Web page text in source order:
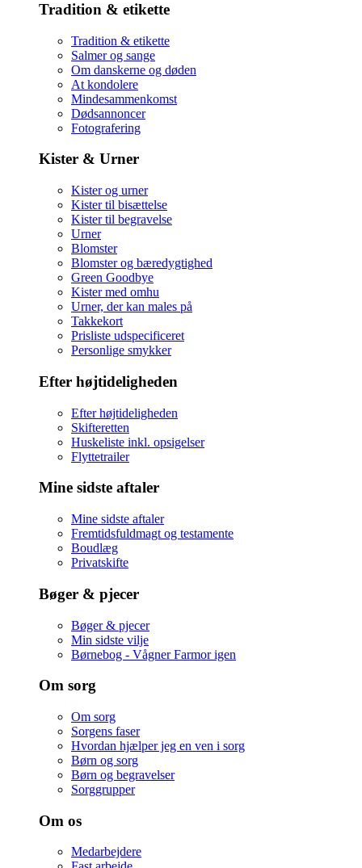
Tradition & etikette
Tradition & etikette
Salmer og sange
Om danskerne og døden
At kondolere
Mindesammenkomst
Dødsannoncer
Fotografering
Kister & Urner
Kister og urner
Kister til bisættelse
Kister til begravelse
Urner
Blomster
Blomster og bæredygtighed
Green Goodbye
Kister med omhu
Urner, der kan males på
Takkekort
Prisliste udspecificeret
Personlige smykker
Efter højtideligheden
Efter højtideligheden
Skifteretten
Huskeliste inkl. opsigelser
Flyttetrailer
Mine sidste aftaler
Mine sidste aftaler
Fremtidsfuldmagt og testamente
Boudlæg
Privatskifte
Bøger & pjecer
Bøger & pjecer
Min sidste vilje
Børnebog - Vågner Farmor igen
Om sorg
Om sorg
Sorgens faser
Hvordan hjælper jeg en ven i sorg
Børn og sorg
Børn og begravelser
Sorggrupper
Om os
Medarbejdere